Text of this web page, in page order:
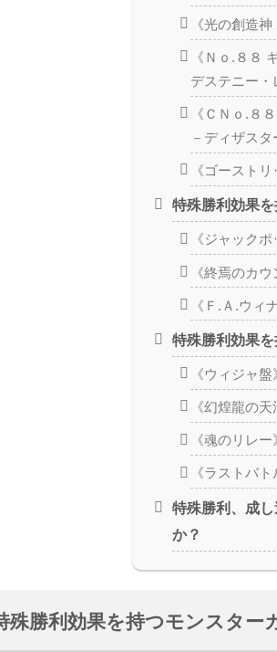
《光の創造
《Ｎｏ.８８
デステニー・
《ＣＮｏ.８
－ディザス
《ゴースト
特殊勝利効果
《ジャック
《終焉のカ
《Ｆ.Ａ.ウィ
特殊勝利効果
《ウィジャ盤
《幻煌龍の天
《魂のリレ
《ラストバ
特殊勝利、成
か？
殊勝利効果を持つモンスター